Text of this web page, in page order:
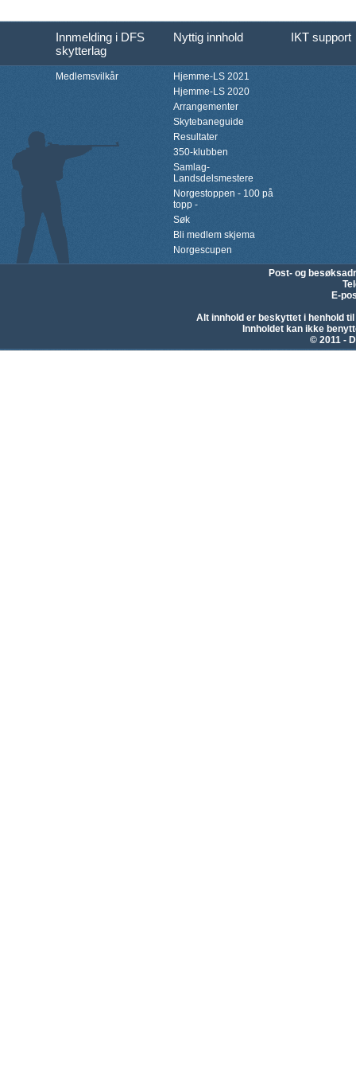
Innmelding i DFS
skytterlag
Nyttig innhold IKT support
Medlemsvilkår
Hjemme-LS 2021
Hjemme-LS 2020
Arrangementer
Skytebaneguide
Resultater
350-klubben
Samlag-
Landsdelsmestere
Norgestoppen - 100 på
topp -
Søk
Bli medlem skjema
Norgescupen
Post- og
E-
Alt innhold er beskyttet i henhold
Innholdet kan ikke
© 2011 -